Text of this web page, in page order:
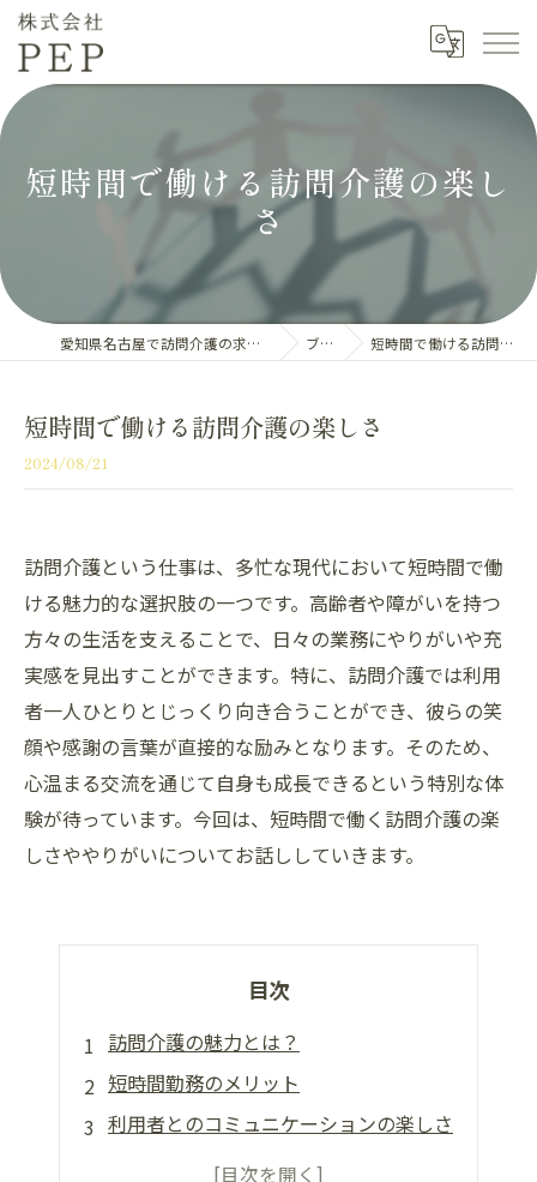
短時間で働ける訪問介護の楽し
さ
愛知県名古屋で訪問介護の求人なら株式会社PEP ブログ 短時間で働ける訪問介護の楽しさ
短時間で働ける訪問介護の楽しさ
2024/08/21
訪問介護という仕事は、多忙な現代において短時間で働
ける魅力的な選択肢の一つです。高齢者や障がいを持つ
方々の生活を支えることで、日々の業務にやりがいや充
実感を見出すことができます。特に、訪問介護では利用
者一人ひとりとじっくり向き合うことができ、彼らの笑
顔や感謝の言葉が直接的な励みとなります。そのため、
心温まる交流を通じて自身も成長できるという特別な体
験が待っています。今回は、短時間で働く訪問介護の楽
しさややりがいについてお話ししていきます。
目次
訪問介護の魅力とは？
短時間勤務のメリット
利用者とのコミュニケーションの楽しさ
訪問介護の働き方とライフスタイル